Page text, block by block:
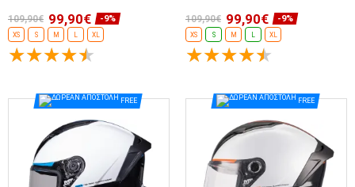
109,90€ 99,90€ -9%
XS S M XL
109,90€ 99,90€ -9%
XS S M XL
FREE FREE